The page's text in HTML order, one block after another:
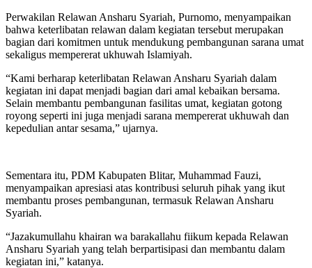
Perwakilan Relawan Ansharu Syariah, Purnomo, menyampaikan
bahwa keterlibatan relawan dalam kegiatan tersebut merupakan
bagian dari komitmen untuk mendukung pembangunan sarana umat
sekaligus mempererat ukhuwah Islamiyah.
“Kami berharap keterlibatan Relawan Ansharu Syariah dalam
kegiatan ini dapat menjadi bagian dari amal kebaikan bersama.
Selain membantu pembangunan fasilitas umat, kegiatan gotong
royong seperti ini juga menjadi sarana mempererat ukhuwah dan
kepedulian antar sesama,” ujarnya.
Sementara itu, PDM Kabupaten Blitar, Muhammad Fauzi,
menyampaikan apresiasi atas kontribusi seluruh pihak yang ikut
membantu proses pembangunan, termasuk Relawan Ansharu
Syariah.
“Jazakumullahu khairan wa barakallahu fiikum kepada Relawan
Ansharu Syariah yang telah berpartisipasi dan membantu dalam
kegiatan ini,” katanya.